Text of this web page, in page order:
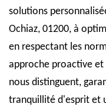
solutions
Ochiaz, 01200, à
en respectant les
approche proactive
nous distinguent,
tranquillité d'esprit et